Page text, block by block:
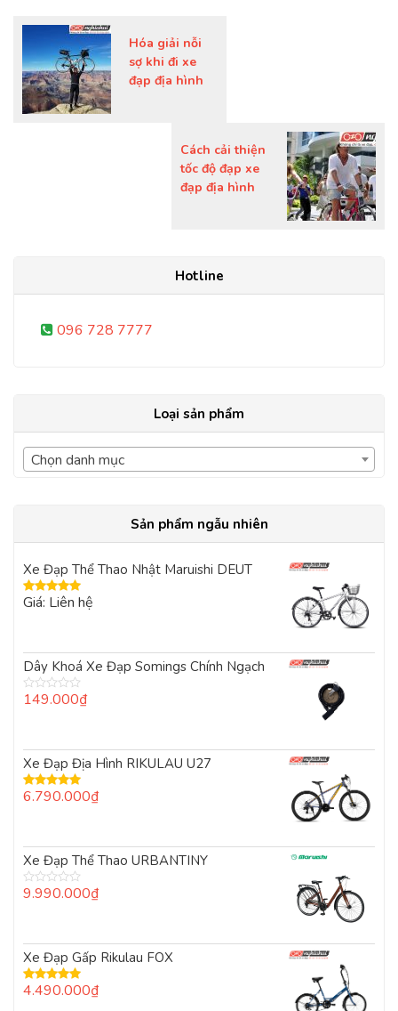
Hóa giải nỗi
sợ khi đi xe
đạp địa hình
Cách cải thiện
tốc độ đạp xe
đạp địa hình
Hotline
096 728 7777
Loại sản phẩm
Chọn danh mục
Sản phẩm ngẫu nhiên
Xe Đạp Thể Thao Nhật Maruishi DEUT
Được xếp
Giá: Liên hệ
Dây Khoá Xe Đạp Somings Chính Ngạch
Được
5
sao
149.000₫
Xe Đạp Địa Hình RIKULAU U27
Được xếp
6.790.000₫
Xe Đạp Thể Thao URBANTINY
Được
5
sao
9.990.000₫
Xe Đạp Gấp Rikulau FOX
Được xếp
4.490.000₫